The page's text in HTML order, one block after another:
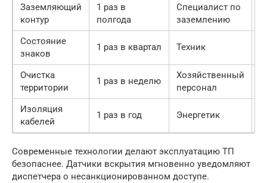
Заземляющий
контур
1 раз в
полгода
Специалист по
заземлению
Состояние
знаков
1 раз в квартал Техник
Очистка
территории
1 раз в неделю
Хозяйственный
персонал
Изоляция
кабелей
1 раз в год Энергетик
Современные технологии делают эксплуатацию ТП
безопаснее. Датчики вскрытия мгновенно уведомляют
диспетчера о несанкционированном доступе.